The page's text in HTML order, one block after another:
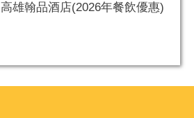
高雄翰品酒店(2026年餐飲優惠)